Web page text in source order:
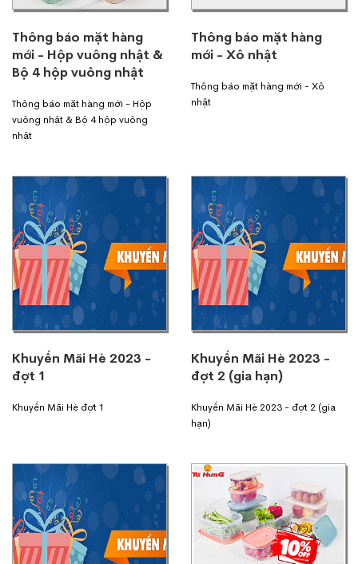
Thông báo mặt hàng
mới - Hộp vuông nhật &
Bộ 4 hộp vuông nhật
Thông báo mặt hàng mới - Hộp
vuông nhật & Bộ 4 hộp vuông
nhật
Thông báo mặt hàng
mới - Xô nhật
Thông báo mặt hàng mới - Xô
nhật
Khuyến Mãi Hè 2023 -
đợt 1
Khuyến Mãi Hè đợt 1
Khuyến Mãi Hè 2023 -
đợt 2 (gia hạn)
Khuyến Mãi Hè 2023 - đợt 2 (gia
hạn)